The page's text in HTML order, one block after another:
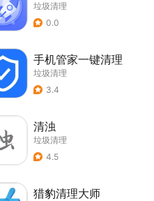
垃圾清理
0.0
手机管家一键清理
垃圾清理
3.4
清浊
垃圾清理
4.5
猎豹清理大师